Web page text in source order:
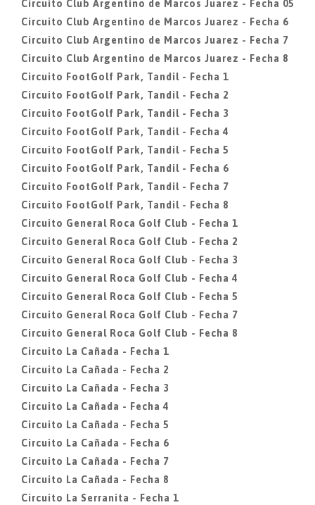
Circuito Club Argentino de Marcos Juarez - Fecha 05
Circuito Club Argentino de Marcos Juarez - Fecha 6
Circuito Club Argentino de Marcos Juarez - Fecha 7
Circuito Club Argentino de Marcos Juarez - Fecha 8
Circuito FootGolf Park, Tandil - Fecha 1
Circuito FootGolf Park, Tandil - Fecha 2
Circuito FootGolf Park, Tandil - Fecha 3
Circuito FootGolf Park, Tandil - Fecha 4
Circuito FootGolf Park, Tandil - Fecha 5
Circuito FootGolf Park, Tandil - Fecha 6
Circuito FootGolf Park, Tandil - Fecha 7
Circuito FootGolf Park, Tandil - Fecha 8
Circuito General Roca Golf Club - Fecha 1
Circuito General Roca Golf Club - Fecha 2
Circuito General Roca Golf Club - Fecha 3
Circuito General Roca Golf Club - Fecha 4
Circuito General Roca Golf Club - Fecha 5
Circuito General Roca Golf Club - Fecha 7
Circuito General Roca Golf Club - Fecha 8
Circuito La Cañada - Fecha 1
Circuito La Cañada - Fecha 2
Circuito La Cañada - Fecha 3
Circuito La Cañada - Fecha 4
Circuito La Cañada - Fecha 5
Circuito La Cañada - Fecha 6
Circuito La Cañada - Fecha 7
Circuito La Cañada - Fecha 8
Circuito La Serranita - Fecha 1